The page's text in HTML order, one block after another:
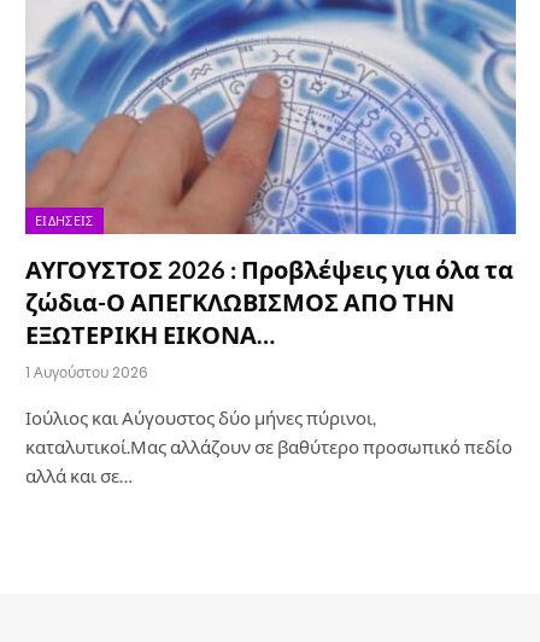
ΕΙΔΉΣΕΙΣ
ΑΥΓΟΥΣΤΟΣ 2026 : Προβλέψεις για όλα τα
ζώδια-Ο ΑΠΕΓΚΛΩΒΙΣΜΟΣ ΑΠΟ ΤΗΝ
ΕΞΩΤΕΡΙΚΗ ΕΙΚΟΝΑ…
1 Αυγούστου 2026
Ιούλιος και Αύγουστος δύο μήνες πύρινοι,
καταλυτικοί.Μας αλλάζουν σε βαθύτερο προσωπικό πεδίο
αλλά και σε…